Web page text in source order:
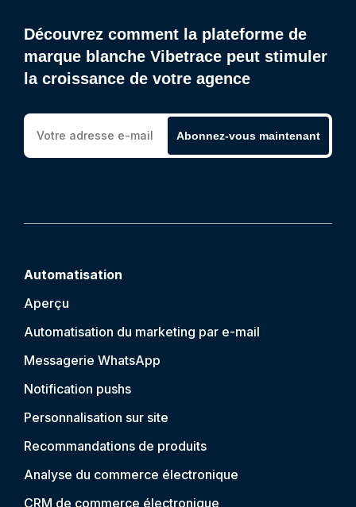
Découvrez comment la plateforme de
marque blanche Vibetrace peut stimuler
la croissance de votre agence
Abonnez-vous maintenant
Automatisation
Aperçu
Automatisation du marketing par e-mail
Messagerie WhatsApp
Notification pushs
Personnalisation sur site
Recommandations de produits
Analyse du commerce électronique
CRM de commerce électronique